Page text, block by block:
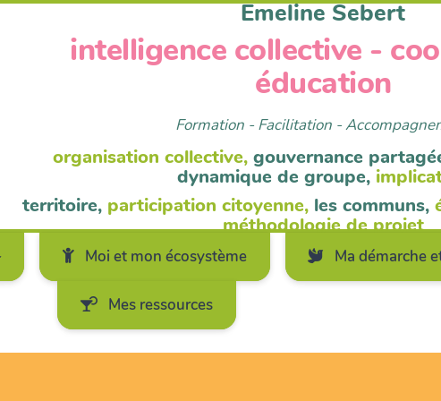
Moi et mon écosystème Ma démarche
Mes ressources
Emeline Sebert
intelligence collective -
éducation
Formation - Facilitation -
organisation collective, gouvernance
dynamique de groupe,
territoire, participation citoyenne, les communs,
méthodologie de projet